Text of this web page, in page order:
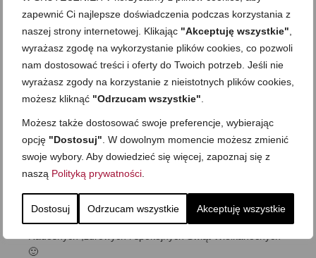
zapewnić Ci najlepsze doświadczenia podczas korzystania z
naszej strony internetowej. Klikając "Akceptuję wszystkie"
wyrażasz zgodę na wykorzystanie plików cookies, co pozwoli
nam dostosować treści i oferty do Twoich potrzeb. Jeśli nie
wyrażasz zgody na korzystanie z nieistotnych plików cookies,
możesz kliknąć "Odrzucam wszystkie"
Możesz także dostosować swoje preferencje, wybierając
opcję "Dostosuj" . W dowolnym momencie możesz zmienić
swoje wybory. Aby dowiedzieć się więcej, zapoznaj się z
naszą Polityką prywatności
Dostosuj Odrzucam wszystkie Akceptuję wszystkie
Ela 6 kwietnia 2015|Odpowiedz
Choć już prawie po Świętach to i ja się dołączam do
życzeń zdrowych,pogodnych i Rodzinnych Świąt.
Zrobiłam na Święta wg Twoich przepisów:m.in. mazurka z
masą orzechową,śledzie po wileńsku,piersi kaczki i
surówkę z białej kapusty- wszystko wyszło bardzo dobre –
goście zadowoleni a ja dumna,że dzięki Tobie podałam
takie pyszności.Pozdrawiam.
Anna 6 kwietnia 2015|Odpowiedz
🙂